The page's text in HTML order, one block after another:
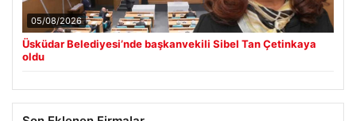
05/08/2026
Üsküdar Belediyesi’nde başkanvekili Sibel Tan Çetinkaya
oldu